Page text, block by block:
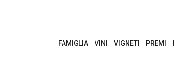
FAMIGLIA VINI VIGNETI PREMI